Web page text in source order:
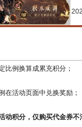
比例换算成累充积分；
在活动页面中兑换奖励；
动积分，仅购买代金券不